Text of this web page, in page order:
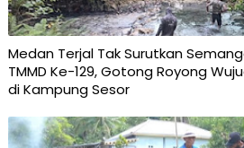
Medan Terjal Tak Surutkan
TMMD Ke-129, Gotong Royong
di Kampung Sesor